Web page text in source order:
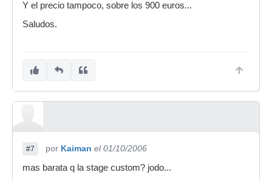
Y el precio tampoco, sobre los 900 euros...
Saludos.
#7 por Kaiman el 01/10/2006
mas barata q la stage custom? jodo...